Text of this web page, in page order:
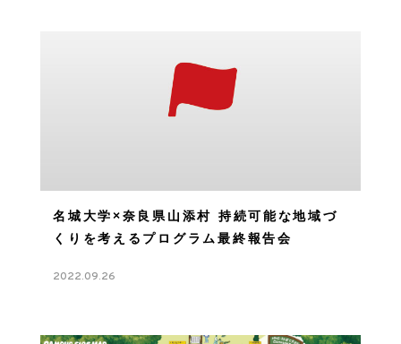
名城大学×奈良県山添村 持続可能な地域づ
くりを考えるプログラム最終報告会
2022.09.26